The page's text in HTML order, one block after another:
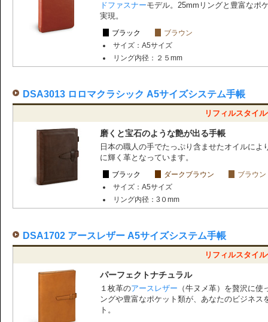
ドファスナーモデル。25mmリングと豊富なポ
実現。
ブラック
ブラウン
サイズ：A5サイズ
リング内径：２５mm
DSA3013 ロロマクラシック A5サイズシステム手帳
リフィルスタイ
磨くと宝石のような艶が出る手帳
日本の職人の手でたっぷり含ませたオイルによ
に輝く革となっています。
ブラック ダークブラウン
ブラウン
サイズ：A5サイズ
リング内径：3０mm
DSA1702 アースレザー A5サイズシステム手帳
リフィルスタイ
パーフェクトナチュラル
１枚革のアースレザー （牛ヌメ革）を贅沢に
ングや豊富なポケット類が、あなたのビジネス
ト。